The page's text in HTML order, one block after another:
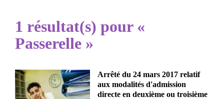
1 résultat(s) pour «
Passerelle »
Arrêté du 24 mars 2017 relatif
aux modalités d'admission
directe en deuxième ou troisième